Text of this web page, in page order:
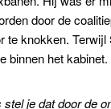
door de
te knokken.
binnen het kabinet.
je dat door de